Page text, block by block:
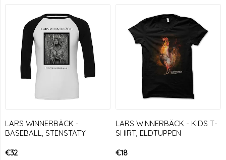
LARS WINNERBÄCK -
BASEBALL, STENSTATY
€32
LARS WINNERBÄCK - KIDS T-
SHIRT, ELDTUPPEN
€18